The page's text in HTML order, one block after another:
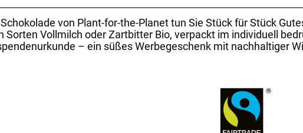
von Plant-for-the-Planet tun Sie Stück für Stück
Sorten Vollmilch oder Zartbitter Bio, verpackt im individuell
– ein süßes Werbegeschenk mit nachhaltiger